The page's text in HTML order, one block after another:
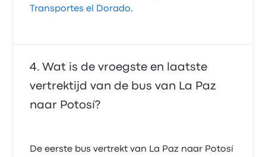
Transportes el Dorado.
Wat is de vroegste en laatste
vertrektijd van de bus van La Paz
naar Potosí?
De eerste bus vertrekt van La Paz naar Potosí